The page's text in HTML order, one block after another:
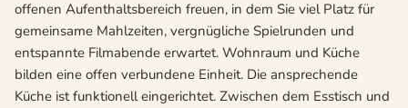
offenen Aufenthaltsbereich freuen, in dem Sie viel Platz für
gemeinsame Mahlzeiten, vergnügliche Spielrunden und
entspannte Filmabende erwartet. Wohnraum und Küche
bilden eine offen verbundene Einheit. Die ansprechende
Küche ist funktionell eingerichtet. Zwischen dem Esstisch und